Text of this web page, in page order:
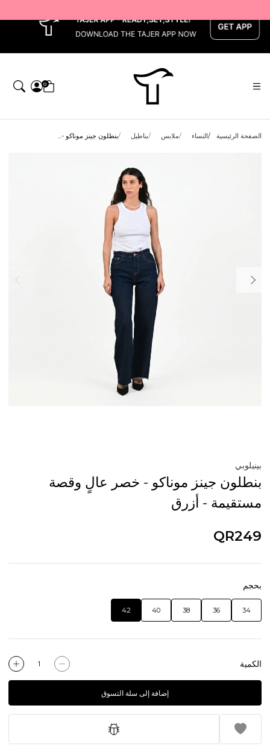
0
الصفحة الرئيسية النساء ملابس بناطيل بنطلون جينز موناكو -...
بينيلوبي
بنطلون جينز موناكو - خصر عالٍ وقصة
مستقيمة - أزرق
QR249
بحجم
34
36
38
40
42
الكمية
إضافة إلى سلة التسوق